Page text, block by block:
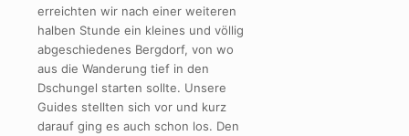
erreichten wir nach einer weiteren
halben Stunde ein kleines und völlig
abgeschiedenes Bergdorf, von wo
aus die Wanderung tief in den
Dschungel starten sollte. Unsere
Guides stellten sich vor und kurz
darauf ging es auch schon los. Den